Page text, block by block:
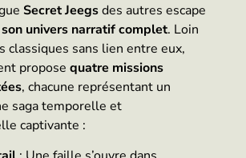
Secret Jeegsdes autres escape
son univers narratif complet. Loin
classiques sans lien entre eux,
propose quatre missions
, chacune représentant un
saga temporelle et
captivante :